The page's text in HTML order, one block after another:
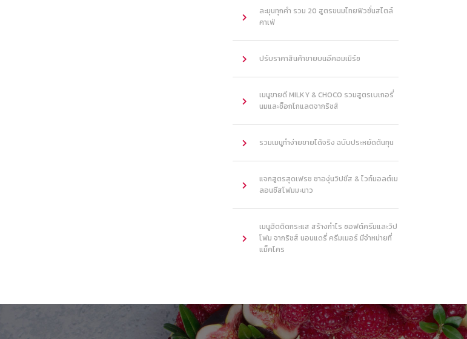
ละมุนทุกคำ รวม 20 สูตรขนมไทยฟิวชั่นสไตล์
คาเฟ่
ปรับราคาสินค้าขายบนอีคอมเมิร์ซ
เมนูขายดี MILKY & CHOCO รวมสูตรเบเกอรี่
นมและช็อกโกแลตจากริชส์
รวมเมนูทำง่ายขายได้จริง ฉบับประหยัดต้นทุน
แจกสูตรสุดเฟรช ชาองุ่นวิปชีส & ไวท์มอลต์เม
ลอนชีสโฟมมะนาว
เมนูฮิตติดกระแส สร้างกำไร ซอฟต์ครีมและวิป
โฟม จากริชส์ นอนแดรี่ ครีมเมอร์ มีจำหน่ายที่
แม็คโคร